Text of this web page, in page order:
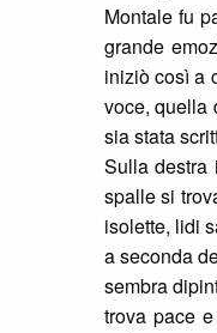
Montale fu
grande
iniziò così a
voce, quella
sia stata
Sulla destra
spalle si
isolette, lidi
a seconda
sembra
trova pace